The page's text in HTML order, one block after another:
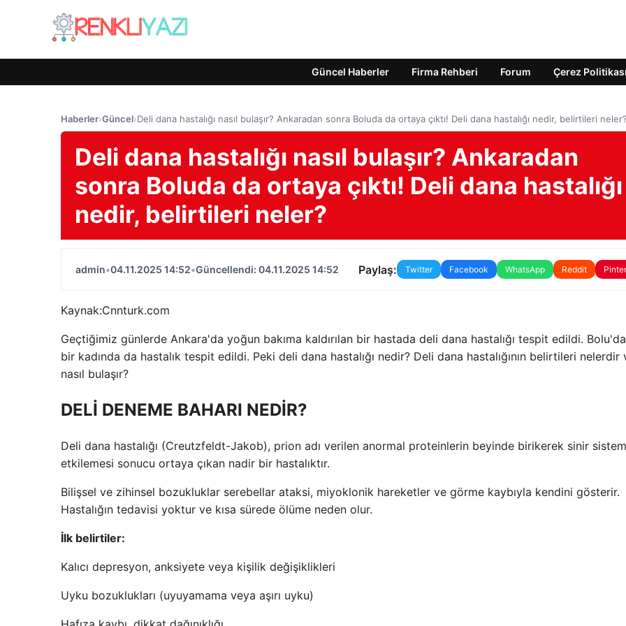
Güncel Haberler Firma Rehberi Forum Çerez Politikası
Haberler›Güncel›Deli dana hastalığı nasıl bulaşır? Ankaradan sonra Boluda da ortaya çıktı! Deli dana hastalığı nedir, belirtileri neler?
Deli dana hastalığı nasıl bulaşır? Ankaradan
sonra Boluda da ortaya çıktı! Deli dana hastalığı
nedir, belirtileri neler?
admin•04.11.2025 14:52•Güncellendi: 04.11.2025 14:52 Paylaş: Twitter Facebook WhatsApp Reddit
Kaynak:Cnnturk.com
Geçtiğimiz günlerde Ankara'da yoğun bakıma kaldırılan bir hastada deli dana hastalığı tespit edildi.
bir kadında da hastalık tespit edildi. Peki deli dana hastalığı nedir? Deli dana hastalığının belirtileri nelerdir
nasıl bulaşır?
DELİ DENEME BAHARI NEDİR?
Deli dana hastalığı (Creutzfeldt-Jakob), prion adı verilen anormal proteinlerin beyinde birikerek sinir
etkilemesi sonucu ortaya çıkan nadir bir hastalıktır.
Bilişsel ve zihinsel bozukluklar serebellar ataksi, miyoklonik hareketler ve görme kaybıyla kendini gösterir.
Hastalığın tedavisi yoktur ve kısa sürede ölüme neden olur.
İlk belirtiler:
Kalıcı depresyon, anksiyete veya kişilik değişiklikleri
Uyku bozuklukları (uyuyamama veya aşırı uyku)